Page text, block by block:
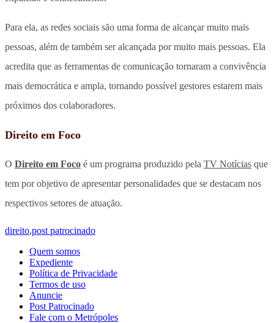
Para ela, as redes sociais são uma forma de alcançar muito mais
pessoas, além de também ser alcançada por muito mais pessoas. Ela
acredita que as ferramentas de comunicação tornaram a convivência
mais democrática e ampla, tornando possível gestores estarem mais
próximos dos colaboradores.
Direito em Foco
O Direito em Foco é um programa produzido pela TV Notícias que
tem por objetivo de apresentar personalidades que se destacam nos
respectivos setores de atuação.
direito,post patrocinado
Quem somos
Expediente
Política de Privacidade
Termos de uso
Anuncie
Post Patrocinado
Fale com o Metrópoles